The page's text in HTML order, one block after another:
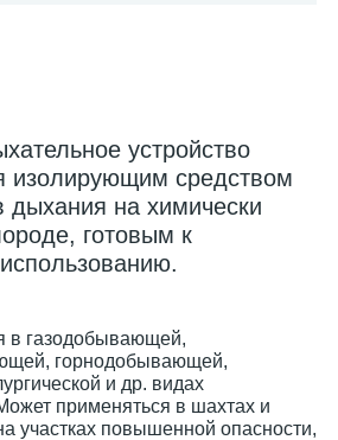
устройство
изолирующим средством
дыхания на химически
готовым к
в газодобывающей,
горнодобывающей,
и др. видах
применяться в шахтах и
участках повышенной опасности,